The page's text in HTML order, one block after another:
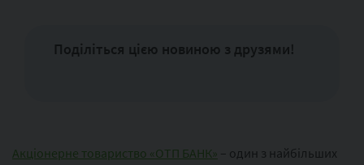
Поділіться цією новиною з друзями!
Акціонерне товариство «ОТП БАНК» – один з найбільших